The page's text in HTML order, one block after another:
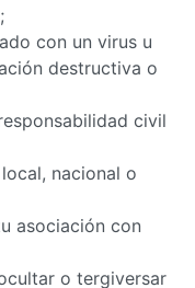
con un virus u
destructiva o
civil
nacional o
asociación con
o tergiversar